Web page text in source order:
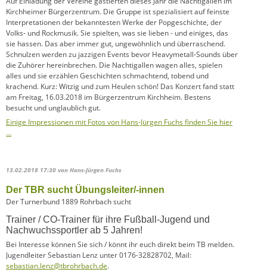
Kirchheimer Bürgerzentrum. Die Gruppe ist spezialisiert auf feinste
Interpretationen der bekanntesten Werke der Popgeschichte, der
Volks- und Rockmusik. Sie spielten, was sie lieben - und einiges, das
sie hassen. Das aber immer gut, ungewöhnlich und überraschend.
Schnulzen werden zu jazzigen Events bevor Heavymetall-Sounds über
die Zuhörer hereinbrechen. Die Nachtigallen wagen alles, spielen
alles und sie erzählen Geschichten schmachtend, tobend und
krachend. Kurz: Witzig und zum Heulen schön! Das Konzert fand statt
am Freitag, 16.03.2018 im Bürgerzentrum Kirchheim. Bestens
besucht und unglaublich gut.
Einige Impressionen mit Fotos von Hans-Jürgen Fuchs finden Sie hier
…
13.02.2018 17:30 von Hans-Jürgen Fuchs
Der TBR sucht Übungsleiter/-innen
Der Turnerbund 1889 Rohrbach sucht
Trainer / CO-Trainer für ihre Fußball-Jugend und
Nachwuchssportler ab 5 Jahren!
Bei Interesse können Sie sich / könnt ihr euch direkt beim TB melden.
Jugendleiter Sebastian Lenz unter 0176-32828702, Mail:
sebastian.lenz@tbrohrbach.de.